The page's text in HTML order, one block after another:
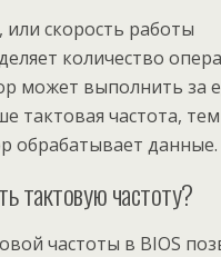
или скорость работы
количество
может выполнить за
тактовая частота, тем
обрабатывает данные.
тактовую частоту?
частоты в BIOS